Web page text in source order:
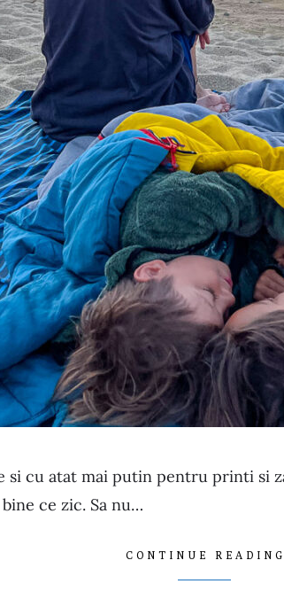
cu atat mai putin pentru printi si
ce zic. Sa nu…
CONTINUE READING